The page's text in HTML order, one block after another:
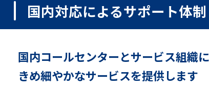
国内対応によるサポート体制
国内コールセンターとサービス組織
きめ細やかなサービスを提供します